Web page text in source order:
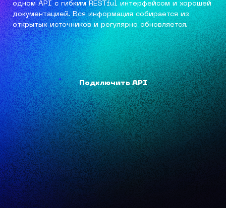
одном API с гибким RESTful интерфейсом и хорошей
документацией. Вся информация собирается из
открытых источников и регулярно обновляется.
Подключить API
Подключить API